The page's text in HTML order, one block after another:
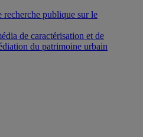
recherche publique sur le
de caractérisation et de
du patrimoine urbain